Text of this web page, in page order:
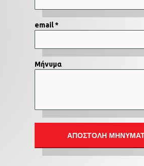
email *
Μήνυμα